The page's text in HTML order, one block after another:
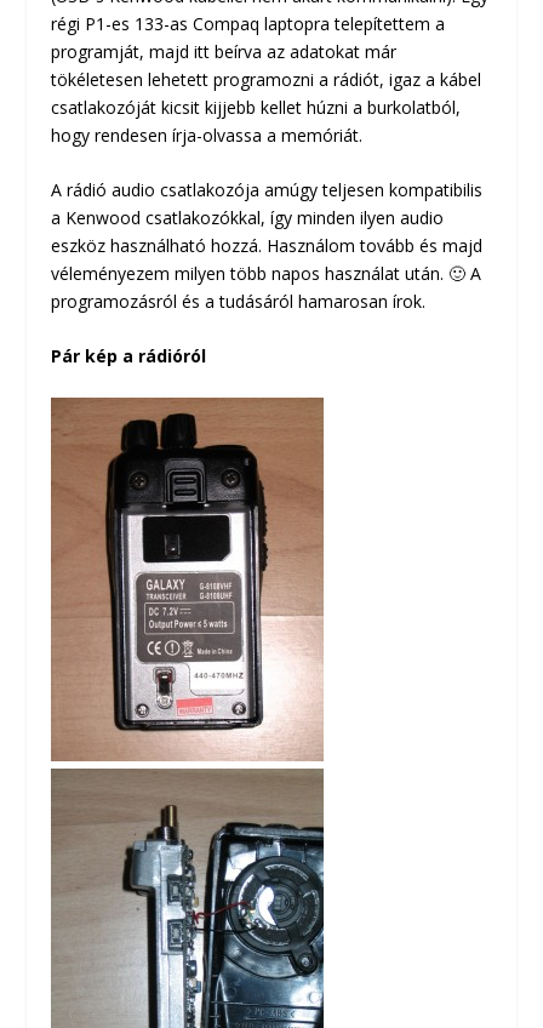
régi P1-es 133-as Compaq laptopra telepítettem a
programját, majd itt beírva az adatokat már
tökéletesen lehetett programozni a rádiót, igaz a kábel
csatlakozóját kicsit kijjebb kellet húzni a burkolatból,
hogy rendesen írja-olvassa a memóriát.
A rádió audio csatlakozója amúgy teljesen kompatibilis
a Kenwood csatlakozókkal, így minden ilyen audio
eszköz használható hozzá. Használom tovább és majd
véleményezem milyen több napos használat után. 🙂 A
programozásról és a tudásáról hamarosan írok.
Pár kép a rádióról